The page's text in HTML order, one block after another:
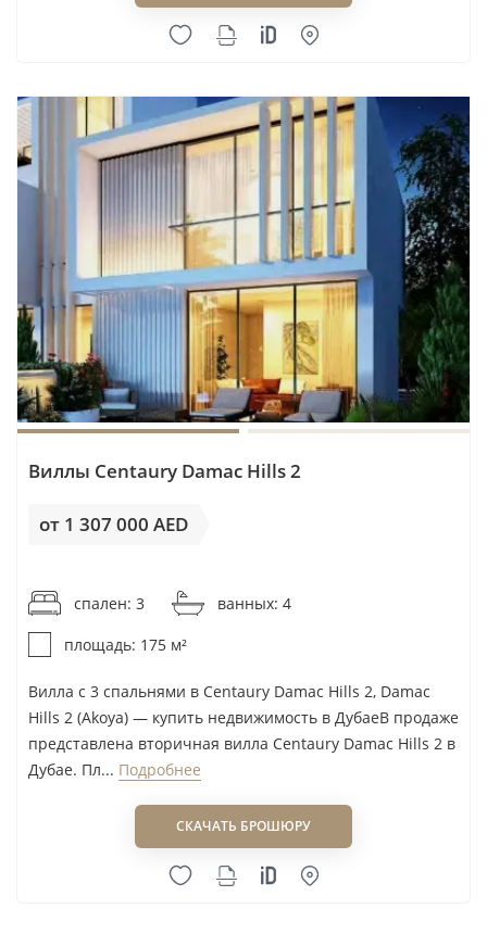
Виллы Centaury Damac Hills 2
от 1 307 000 AED
спален: 3
ванных: 4
площадь: 175 м²
Вилла с 3 спальнями в Centaury Damac Hills 2, Damac
Hills 2 (Akoya) — купить недвижимость в ДубаеВ продаже
представлена вторичная вилла Centaury Damac Hills 2 в
Дубае. Пл... Подробнее
СКАЧАТЬ БРОШЮРУ